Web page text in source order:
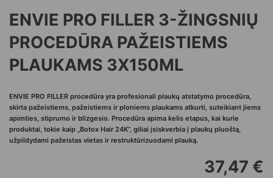
ENVIE PRO FILLER 3-ŽINGSNIŲ
PROCEDŪRA PAŽEISTIEMS
PLAUKAMS 3X150ML
ENVIE PRO FILLER procedūra yra profesionali plaukų atstatymo procedūra,
skirta pažeistiems, pažeistiems ir ploniems plaukams atkurti, suteikiant jiems
apimties, stiprumo ir blizgesio. Procedūra apima kelis etapus, kai kurie
produktai, tokie kaip „Botox Hair 24K”, giliai įsiskverbia į plaukų pluoštą,
užpildydami pažeistas vietas ir restruktūrizuodami plauką.
37,47 €